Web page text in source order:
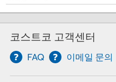
코스트코 고객센터
FAQ 이메일 문의